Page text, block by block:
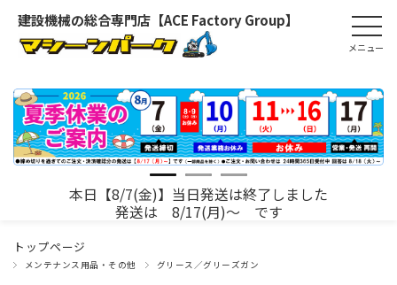
建設機械の総合専門店【ACE Factory Group】
本日【8/7(金)】当日発送は終了しました
発送は 8/17(月)～ です
トップページ
メンテナンス用品・その他 グリース／グリーズガン